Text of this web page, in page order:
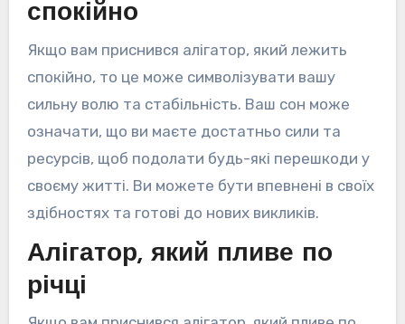
спокійно
Якщо вам приснився алігатор, який лежить
спокійно, то це може символізувати вашу
сильну волю та стабільність. Ваш сон може
означати, що ви маєте достатньо сили та
ресурсів, щоб подолати будь-які перешкоди у
своєму житті. Ви можете бути впевнені в своїх
здібностях та готові до нових викликів.
Алігатор, який пливе по
річці